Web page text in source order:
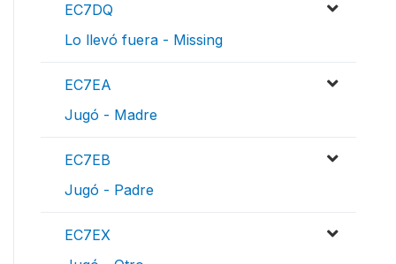
EC7DQ
Lo llevó fuera - Missing
EC7EA
Jugó - Madre
EC7EB
Jugó - Padre
EC7EX